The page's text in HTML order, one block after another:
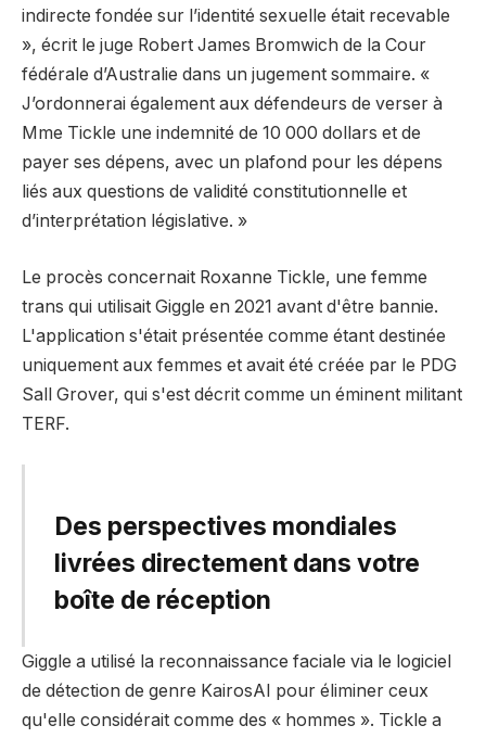
indirecte fondée sur l’identité sexuelle était recevable
», écrit le juge Robert James Bromwich de la Cour
fédérale d’Australie dans un jugement sommaire. «
J’ordonnerai également aux défendeurs de verser à
Mme Tickle une indemnité de 10 000 dollars et de
payer ses dépens, avec un plafond pour les dépens
liés aux questions de validité constitutionnelle et
d’interprétation législative. »
Le procès concernait Roxanne Tickle, une femme
trans qui utilisait Giggle en 2021 avant d'être bannie.
L'application s'était présentée comme étant destinée
uniquement aux femmes et avait été créée par le PDG
Sall Grover, qui s'est décrit comme un éminent militant
TERF.
Des perspectives mondiales
livrées directement dans votre
boîte de réception
Giggle a utilisé la reconnaissance faciale via le logiciel
de détection de genre KairosAI pour éliminer ceux
qu'elle considérait comme des « hommes ». Tickle a